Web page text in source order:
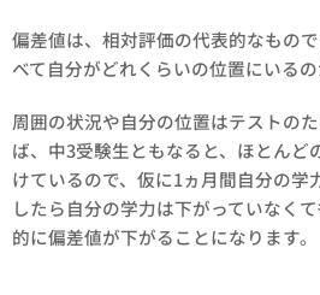
偏差値は、相対評価の代表的なもの
べて自分がどれくらいの位置にいるの
周囲の状況や自分の位置はテストの
ば、中3受験生ともなると、ほとんど
けているので、仮に1ヵ月間自分の学
したら自分の学力は下がっていなく
的に偏差値が下がることになります。